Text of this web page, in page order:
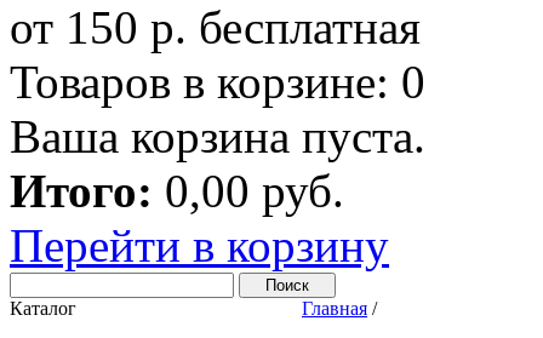
от 150 р. бесплатная
Товаров в корзине: 0
Ваша корзина пуста.
Итого: 0,00 руб.
Перейти в корзину
Каталог
Главная /